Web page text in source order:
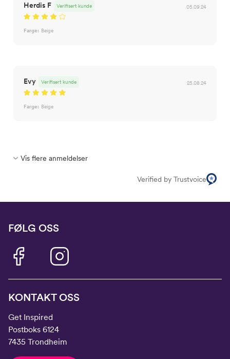
Herdis F 05.09.24
Verifisert kunde
Farge: Beige
Evy 25.08.24
Verifisert kunde
Farge: Beige
Vis flere anmeldelser
Verified by Trustvoice
FØLG OSS
KONTAKT OSS
Get Inspired
Postboks 6124
7435 Trondheim